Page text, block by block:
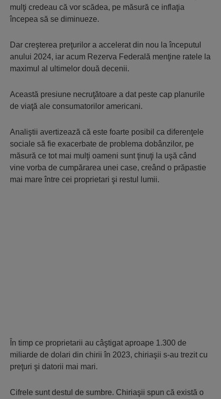
mulţi credeau că vor scădea, pe măsură ce inflaţia
începea să se diminueze.
Dar creşterea preţurilor a accelerat din nou la începutul
anului 2024, iar acum Rezerva Federală menţine ratele la
maximul al ultimelor două decenii.
Această presiune necruţătoare a dat peste cap planurile
de viaţă ale consumatorilor americani.
Analiştii avertizează că este foarte posibil ca diferenţele
sociale să fie exacerbate de problema dobânzilor, pe
măsură ce tot mai mulţi oameni sunt ţinuţi la uşă când
vine vorba de cumpărarea unei case, creând o prăpastie
mai mare între cei proprietari şi restul lumii.
În timp ce proprietarii au câştigat aproape 1.300 de
miliarde de dolari din chirii în 2023, chiriaşii s-au trezit cu
preţuri şi datorii mai mari.
Cifrele sunt destul de sumbre. Chiriaşii spun că există o